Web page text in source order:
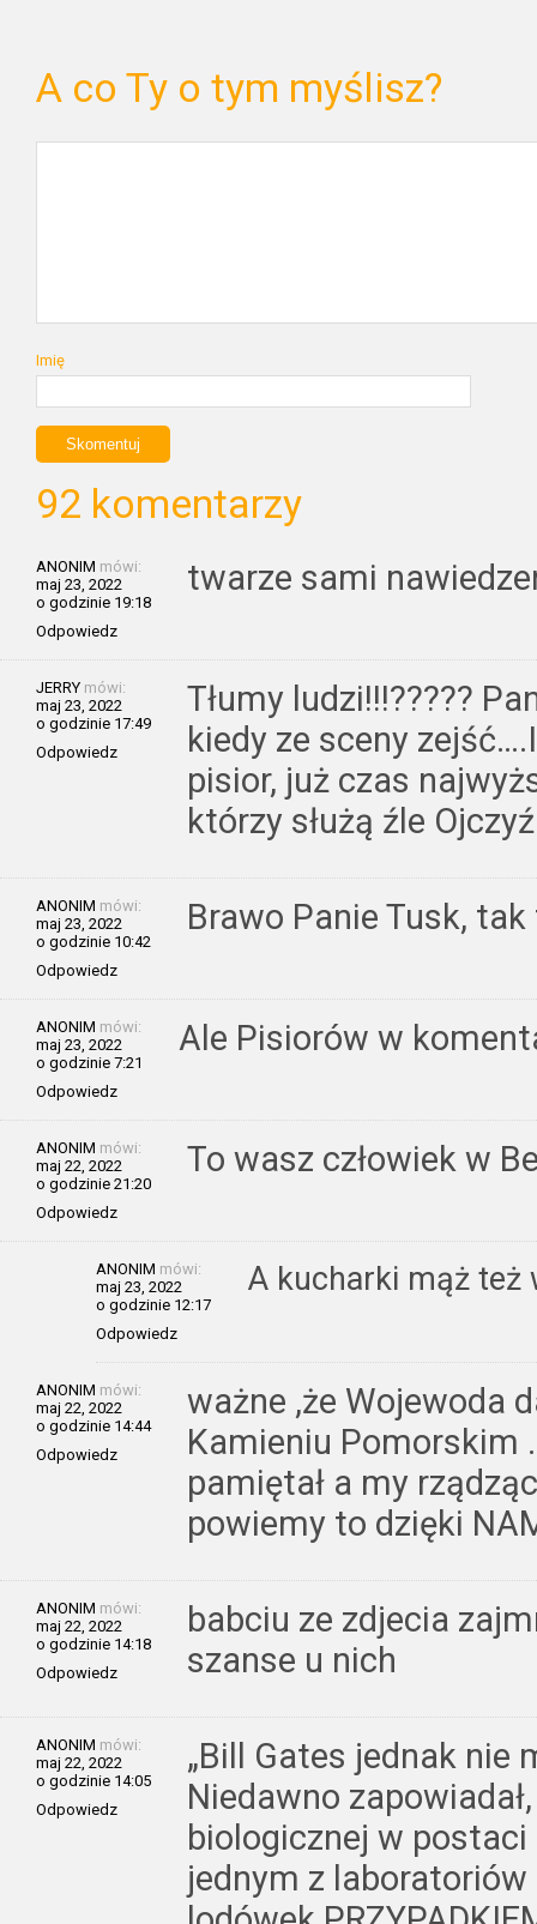
A co Ty o tym myślisz?
Imię
92 komentarzy
ANONIM mówi:
maj 23, 2022
o godzinie 19:18
Odpowiedz
twarze sami
JERRY mówi:
maj 23, 2022
o godzinie 17:49
Odpowiedz
Tłumy ludzi!!!?????
kiedy ze sceny
pisior, już czas
którzy służą źle
ANONIM mówi:
maj 23, 2022
o godzinie 10:42
Odpowiedz
Brawo Panie Tusk,
ANONIM mówi:
maj 23, 2022
o godzinie 7:21
Odpowiedz
Ale Pisiorów w
ANONIM mówi:
maj 22, 2022
o godzinie 21:20
Odpowiedz
To wasz człowiek w
ANONIM mówi:
maj 23, 2022
o godzinie 12:17
Odpowiedz
A kucharki mąż też
ANONIM mówi:
maj 22, 2022
o godzinie 14:44
Odpowiedz
ważne ,że Wojewoda
Kamieniu Pomorskim
pamiętał a my
powiemy to dzięki
ANONIM mówi:
maj 22, 2022
o godzinie 14:18
Odpowiedz
babciu ze zdjecia
szanse u nich
ANONIM mówi:
maj 22, 2022
o godzinie 14:05
Odpowiedz
„Bill Gates jednak nie
Niedawno
biologicznej w postaci
jednym z